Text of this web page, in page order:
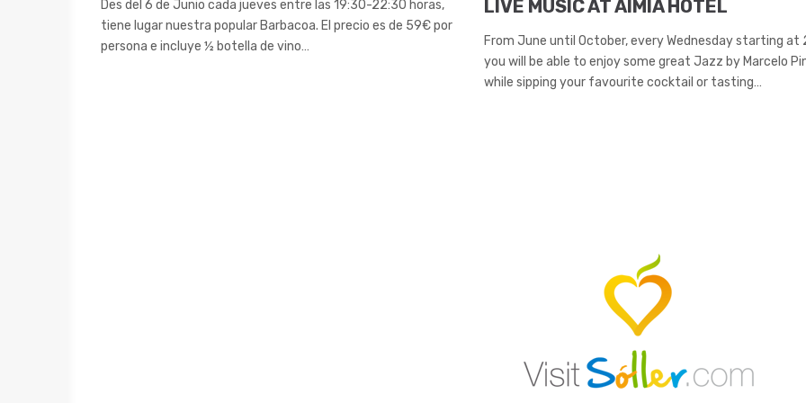
Des del 6 de Junio cada jueves entre las 19:30-22:30 horas,
tiene lugar nuestra popular Barbacoa. El precio es de 59€ por
persona e incluye ½ botella de vino…
LIVE MUSIC AT AIMIA HOTEL
From June until October, every Wednesday starting at
you will be able to enjoy some great Jazz by Marcelo
while sipping your favourite cocktail or tasting…